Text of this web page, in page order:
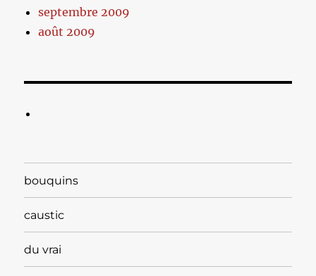
septembre 2009
août 2009
bouquins
caustic
du vrai